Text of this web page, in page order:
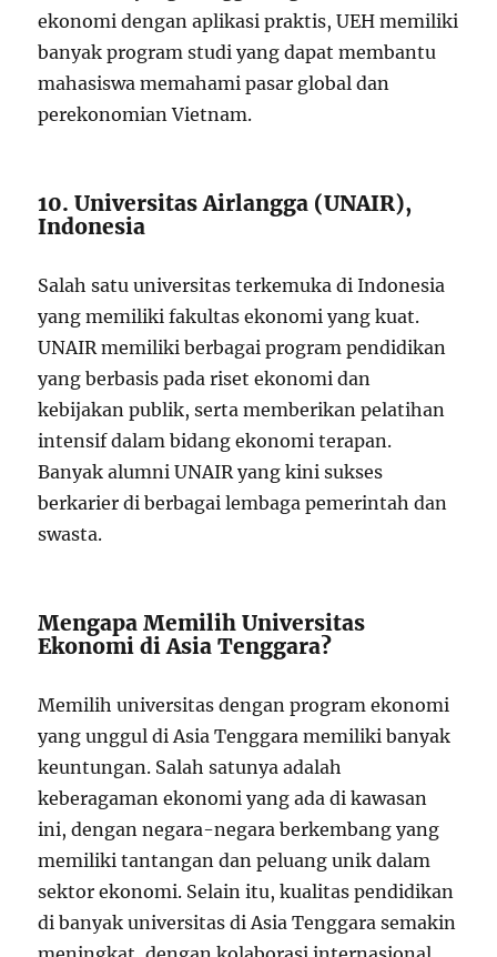
ekonomi dengan aplikasi praktis, UEH memiliki
banyak program studi yang dapat membantu
mahasiswa memahami pasar global dan
perekonomian Vietnam.
10. Universitas Airlangga (UNAIR),
Indonesia
Salah satu universitas terkemuka di Indonesia
yang memiliki fakultas ekonomi yang kuat.
UNAIR memiliki berbagai program pendidikan
yang berbasis pada riset ekonomi dan
kebijakan publik, serta memberikan pelatihan
intensif dalam bidang ekonomi terapan.
Banyak alumni UNAIR yang kini sukses
berkarier di berbagai lembaga pemerintah dan
swasta.
Mengapa Memilih Universitas
Ekonomi di Asia Tenggara?
Memilih universitas dengan program ekonomi
yang unggul di Asia Tenggara memiliki banyak
keuntungan. Salah satunya adalah
keberagaman ekonomi yang ada di kawasan
ini, dengan negara-negara berkembang yang
memiliki tantangan dan peluang unik dalam
sektor ekonomi. Selain itu, kualitas pendidikan
di banyak universitas di Asia Tenggara semakin